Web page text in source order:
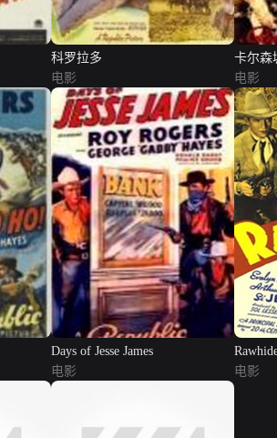
科罗拉多
电影
卡尔森
电影
Days of Jesse James
电影
电影